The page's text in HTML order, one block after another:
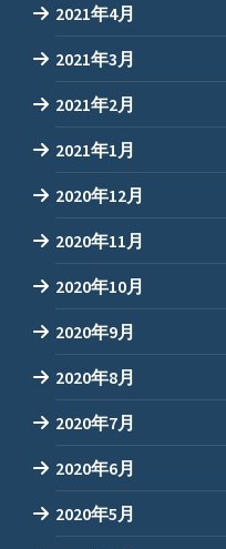
2021年4月
2021年3月
2021年2月
2021年1月
2020年12月
2020年11月
2020年10月
2020年9月
2020年8月
2020年7月
2020年6月
2020年5月